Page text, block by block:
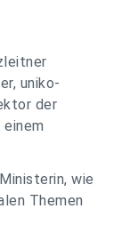
uniko-
der
wie
Themen